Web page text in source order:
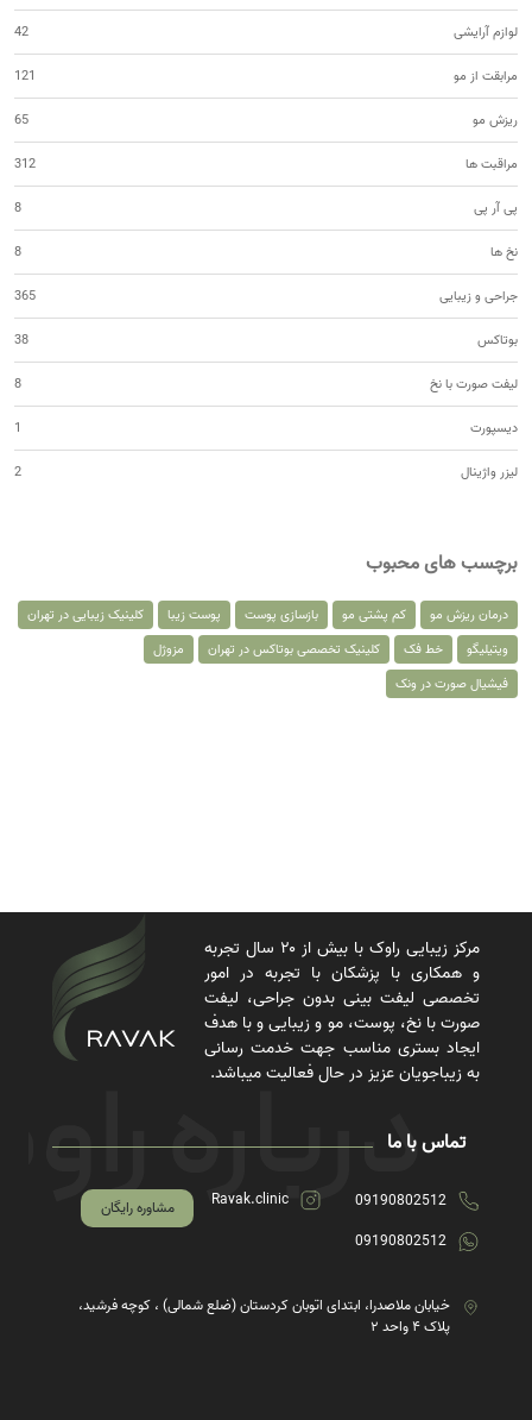
لوازم آرایشی 42
مرابقت از مو 121
ریزش مو 65
مراقبت ها 312
پی آر پی 8
نخ ها 8
جراحی و زیبایی 365
بوتاکس 38
لیفت صورت با نخ 8
دیسپورت 1
لیزر واژینال 2
برچسب های محبوب
درمان ریزش مو کم پشتی مو بازسازی پوست پوست زیبا
کلینیک زیبایی در تهران
ویتیلیگو
خط فک کلینیک تخصصی بوتاکس در تهران
مزوژل
فیشیال صورت در ونک
مرکز زیبایی راوک با بیش از ۲۰ سال تجربه
و همکاری با پزشکان با تجربه در امور
تخصصی لیفت بینی بدون جراحی، لیفت
صورت با نخ، پوست، مو و زیبایی و با هدف
ایجاد بستری مناسب جهت خدمت رسانی
به زیباجویان عزیز در حال فعالیت میباشد.
تماس با ما
09190802512
09190802512
Ravak.clinic مشاوره رایگان
خیابان ملاصدرا، ابتدای اتوبان کردستان (ضلع شمالی) ، کوچه فرشید،
پلاک ۴ واحد ۲